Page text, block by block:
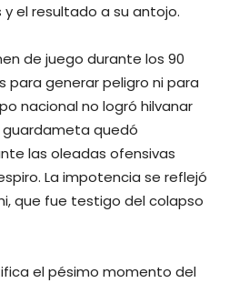
el resultado a su antojo.
de juego durante los 90
para generar peligro ni para
nacional no logró hilvanar
guardameta quedó
las oleadas ofensivas
La impotencia se reflejó
que fue testigo del colapso
el pésimo momento del